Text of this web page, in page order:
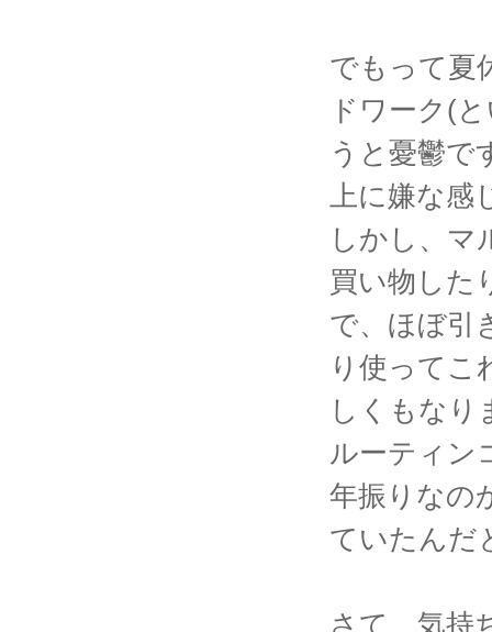
でもって夏
ドワーク(
うと憂鬱で
上に嫌な感
しかし、マ
買い物した
で、ほぼ引
り使ってこ
しくもなり
ルーティン
年振りなの
ていたんだ
さて、気持